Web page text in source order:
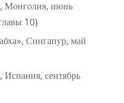
Монголия, июнь
10)
Сингапур, май
Испания, сентябрь